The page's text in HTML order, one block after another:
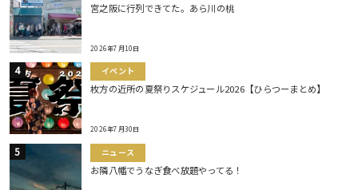
宮之阪に行列できてた。あら川の桃
2026年7月10日
イベント
枚方の近所の夏祭りスケジュール2026【ひらつーまとめ】
2026年7月30日
ニュース
お隣八幡でうなぎ食べ放題やってる！